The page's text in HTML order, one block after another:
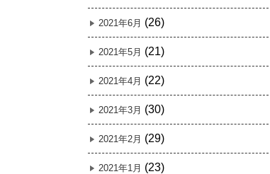
2021年6月 (26)
2021年5月 (21)
2021年4月 (22)
2021年3月 (30)
2021年2月 (29)
2021年1月 (23)